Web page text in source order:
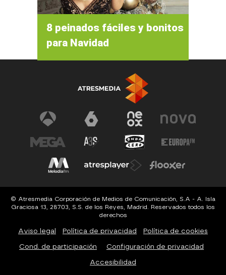
8 peinados fáciles y bonitos
para Navidad
© Atresmedia Corporación de Medios de Comunicación, S.A - A. Isla
Graciosa 13, 28703, S.S. de los Reyes, Madrid. Reservados todos los
derechos
Aviso legal Política de privacidad Política de cookies
Cond. de participación Configuración de privacidad
Accesibilidad